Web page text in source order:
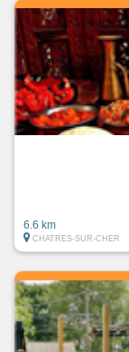
6.6 km
CHATRES-SUR-CHER